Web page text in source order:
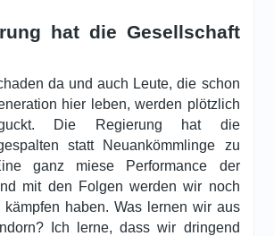
hat die Gesellschaft
da und auch Leute, die schon
hier leben, werden plötzlich
Die Regierung hat die
statt Neuankömmlinge zu
ganz miese Performance der
mit den Folgen werden wir noch
haben. Was lernen wir aus
Ich lerne, dass wir dringend